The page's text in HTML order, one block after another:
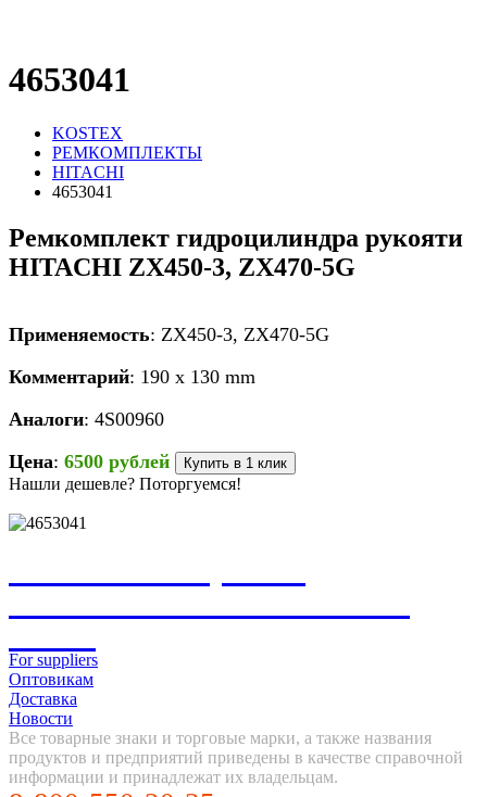
4653041
KOSTEX
РЕМКОМПЛЕКТЫ
HITACHI
4653041
Ремкомплект гидроцилиндра рукояти
HITACHI ZX450-3, ZX470-5G
Применяемость: ZX450-3, ZX470-5G
Комментарий: 190 x 130 mm
Аналоги: 4S00960
Цена: 6500 рублей Купить в 1 клик
Нашли дешевле? Поторгуемся!
For suppliers
Оптовикам
Доставка
Новости
Все товарные знаки и торговые марки, а также названия
продуктов и предприятий приведены в качестве справочной
информации и принадлежат их владельцам.